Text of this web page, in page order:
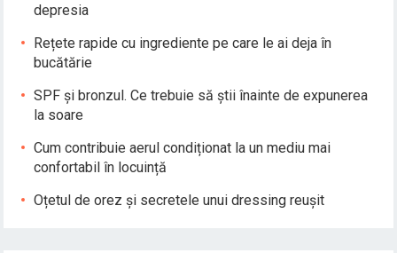
depresia
Rețete rapide cu ingrediente pe care le ai deja în
bucătărie
SPF și bronzul. Ce trebuie să știi înainte de expunerea
la soare
Cum contribuie aerul condiționat la un mediu mai
confortabil în locuință
Oțetul de orez și secretele unui dressing reușit